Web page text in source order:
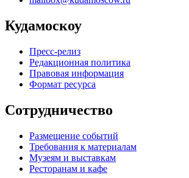
Кудамоскоу
Пресс-релиз
Редакционная политика
Правовая информация
Формат ресурса
Сотрудничество
Размещение событий
Требования к материалам
Музеям и выставкам
Ресторанам и кафе